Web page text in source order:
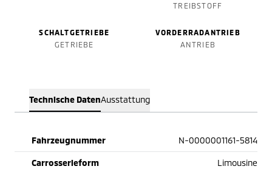
TREIBSTOFF
SCHALTGETRIEBE
GETRIEBE
VORDERRADANTRIEB
ANTRIEB
Technische DatenAusstattung
Fahrzeugnummer N-0000001161-5814
Carrosserieform Limousine